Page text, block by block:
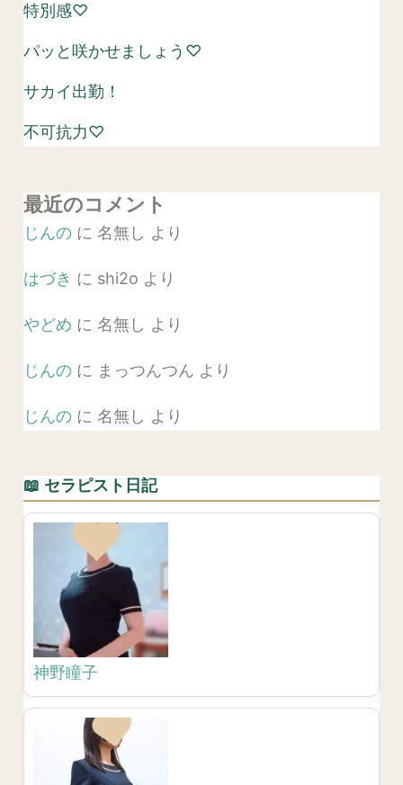
特別感♡
パッと咲かせましょう♡
サカイ出勤！
不可抗力♡
最近のコメント
じんのに 名無し より
はづき に shi2o より
やどめ に 名無し より
じんのに まっつんつん より
じんのに 名無し より
📖 セラピスト日記
神野瞳子